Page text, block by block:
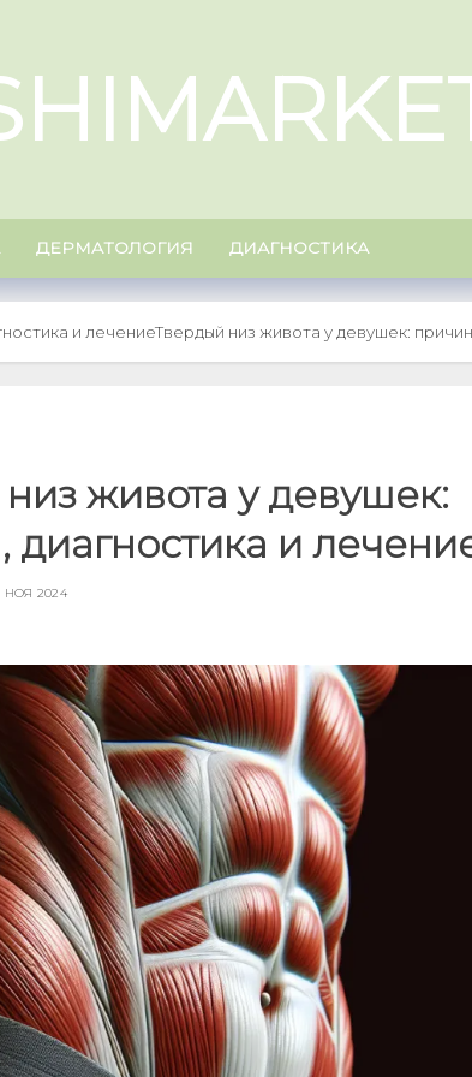
ДЕРМАТОЛОГИЯ ДИАГНОСТИКА
и лечениеТвердый низ живота у девушек:
живота у девушек:
диагностика и
НОЯ 2024